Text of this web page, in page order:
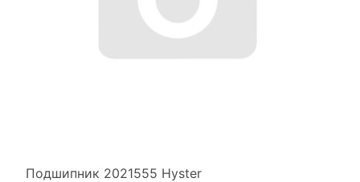
Подшипник 2021555 Hyster